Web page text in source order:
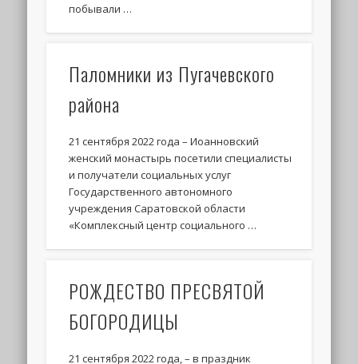
побывали …
Паломники из Пугачевского
района
21 сентября 2022 года – Иоанновский
женский монастырь посетили специалисты
и получатели социальных услуг
Государственного автономного
учреждения Саратовской области
«Комплексный центр социального …
РОЖДЕСТВО ПРЕСВЯТОЙ
БОГОРОДИЦЫ
21 сентября 2022 года, – в праздник